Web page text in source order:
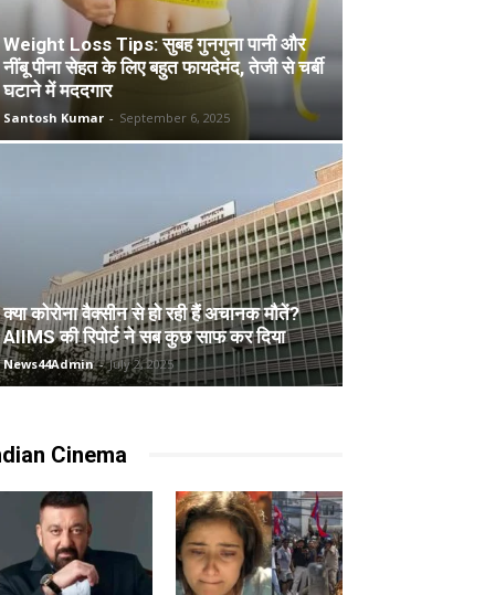
Weight Loss Tips: सुबह गुनगुना पानी और
नींबू पीना सेहत के लिए बहुत फायदेमंद, तेजी से चर्बी
घटाने में मददगार
Santosh Kumar - September 6, 2025
क्या कोरोना वैक्सीन से हो रही हैं अचानक मौतें?
AIIMS की रिपोर्ट ने सब कुछ साफ कर दिया
News44Admin - July 2, 2025
Cinema